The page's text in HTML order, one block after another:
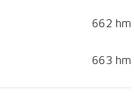
662 hm
663 hm